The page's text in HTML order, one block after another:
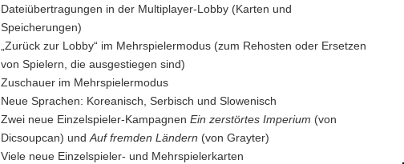
Dateiübertragungen in der Multiplayer-Lobby (Karten und
Speicherungen)
„Zurück zur Lobby“ im Mehrspielermodus (zum Rehosten oder Ersetzen
von Spielern, die ausgestiegen sind)
Zuschauer im Mehrspielermodus
Neue Sprachen: Koreanisch, Serbisch und Slowenisch
Zwei neue Einzelspieler-Kampagnen Ein zerstörtes Imperium (von
Dicsoupcan) und Auf fremden Ländern (von Grayter)
Viele neue Einzelspieler- und Mehrspielerkarten